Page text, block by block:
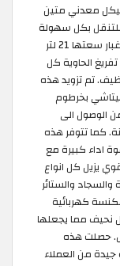
معدني متين
بكل سهولة
في كل أرجاء المنزل. تضم هذه المكنسة حاوية غبار سعتها 21 لتر
الحاوية كل
تم تزويد هذه
بخرطوم
الوصول الى
كما تتوفر هذه
اداء كبيرة مع
2300 واط وشفط قوي يزيل كل انواع
والسجاد والستائر
كهربائية
نحيف مما يجعلها
حصلت هذه
من العملاء